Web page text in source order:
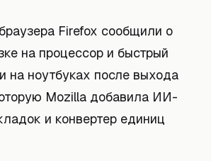
Firefox сообщили о
на процессор и быстрый
на ноутбуках после выхода
Mozilla добавила ИИ-
и конвертер единиц